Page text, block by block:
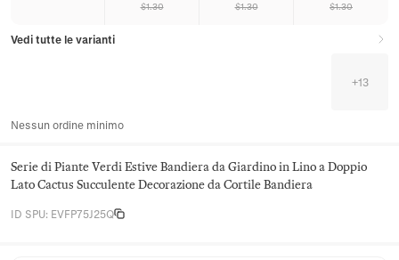
$1.30 $1.30 $1.30
Vedi tutte le varianti
+13
Nessun ordine minimo
Serie di Piante Verdi Estive Bandiera da Giardino in Lino a Doppio
Lato Cactus Succulente Decorazione da Cortile Bandiera
ID SPU: EVFP75J25Q